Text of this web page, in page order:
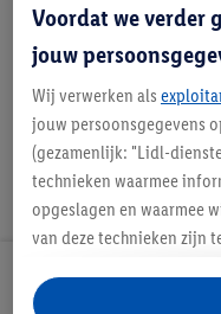
Beschrijving
Voordat we verder
jouw
Wij verwerken als
jouw persoonsgegevens
(gezamenlijk: "Lidl-
technieken waarmee
opgeslagen en waarmee
van deze technieken zijn
opslaan van